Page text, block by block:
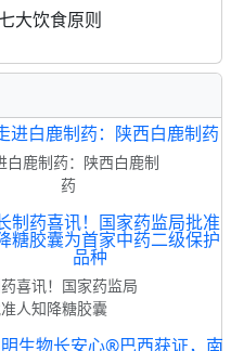
大饮食原则
白鹿制药：陕西白鹿制
药
喜讯！国家药监局
人知降糖胶囊